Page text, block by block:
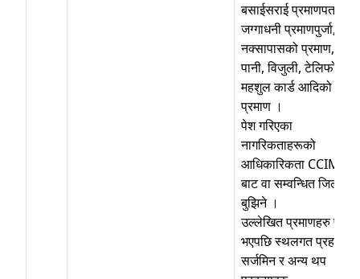
बसाईसराई प्रमाणपत्र,
जग्गाधनी प्रमाणपुर्जा,
नक्सापासको प्रमाण,
पानी, विजुली, टेलिफोन
महशुल कार्ड आदिको
प्रमाण ।
पेश गरिएका
नागरिकताहरूको
आधिकारिकता CCIMS
बाट वा सम्वन्धित जिल्ला
बुझिने ।
उल्लेखित प्रमाणहरु पेश
भएपछि स्थलगत प्रहरी
सर्जमिन र अन्य थप